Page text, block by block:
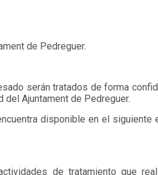
de Pedreguer.
serán tratados de forma
Ajuntament de Pedreguer.
disponible en el siguiente
de tratamiento que